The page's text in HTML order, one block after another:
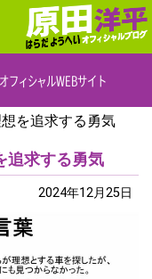
オフィシャルWEBサイト
を追求する勇気
追求する勇気
2024年12月25日